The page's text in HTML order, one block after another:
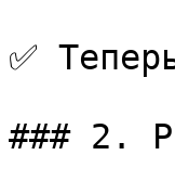
✅
### 2.